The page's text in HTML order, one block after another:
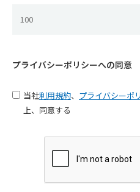
プライバシーポリシーへの同意
当社利用規約、 プライバシーポ
上、同意する